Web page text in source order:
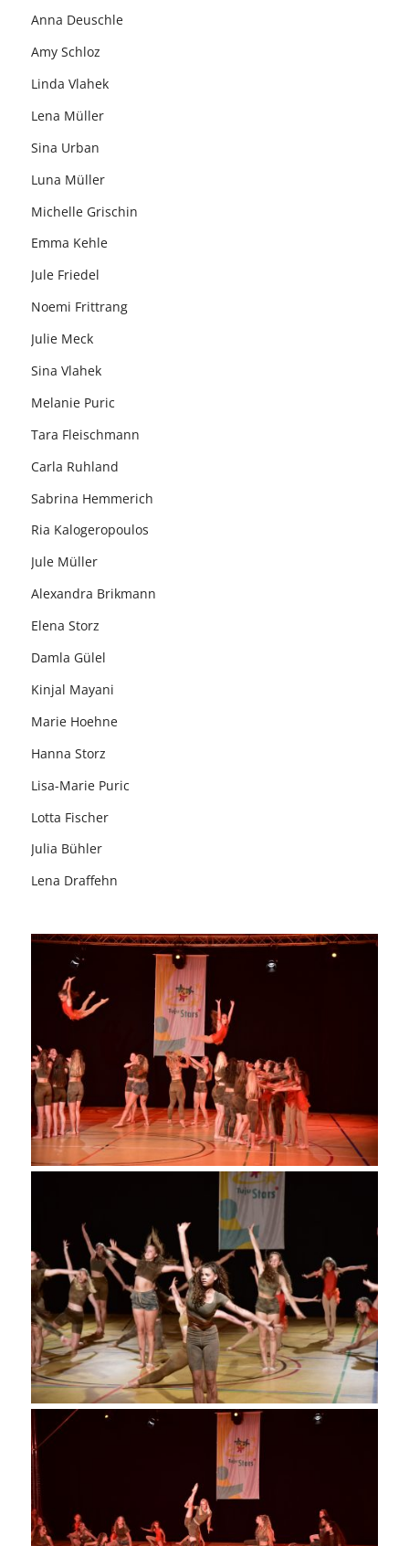
Anna Deuschle
Amy Schloz
Linda Vlahek
Lena Müller
Sina Urban
Luna Müller
Michelle Grischin
Emma Kehle
Jule Friedel
Noemi Frittrang
Julie Meck
Sina Vlahek
Melanie Puric
Tara Fleischmann
Carla Ruhland
Sabrina Hemmerich
Ria Kalogeropoulos
Jule Müller
Alexandra Brikmann
Elena Storz
Damla Gülel
Kinjal Mayani
Marie Hoehne
Hanna Storz
Lisa-Marie Puric
Lotta Fischer
Julia Bühler
Lena Draffehn